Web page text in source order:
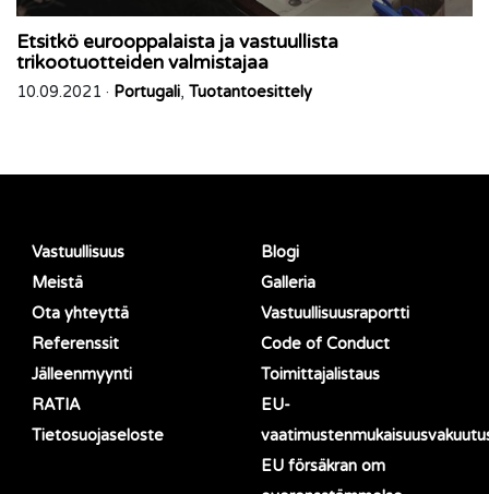
Etsitkö eurooppalaista ja vastuullista
trikootuotteiden valmistajaa
10.09.2021 · Portugali, Tuotantoesittely
Vastuullisuus
Meistä
Ota yhteyttä
Referenssit
Jälleenmyynti
RATIA
Tietosuojaseloste
Blogi
Galleria
Vastuullisuusraportti
Code of Conduct
Toimittajalistaus
EU-
EU försäkran om